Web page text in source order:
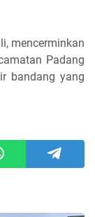
mencerminkan
Padang
bandang yang